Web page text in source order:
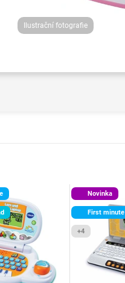
Ilustrační fotografie
Novinka
First minute
+4